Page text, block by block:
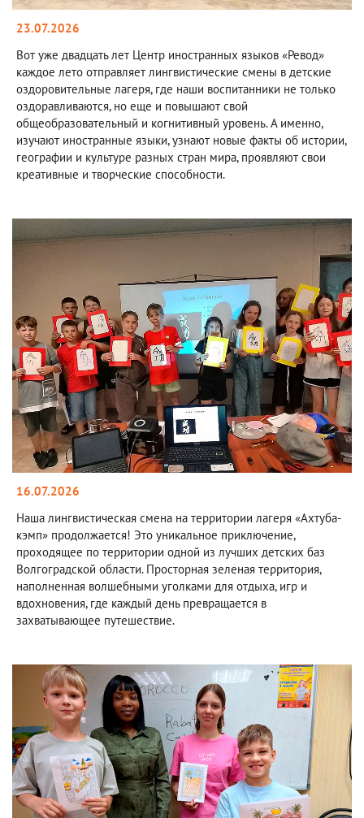
23.07.2026
Вот уже двадцать лет Центр иностранных языков «Ревод»
каждое лето отправляет лингвистические смены в детские
оздоровительные лагеря, где наши воспитанники не только
оздоравливаются, но еще и повышают свой
общеобразовательный и когнитивный уровень. А именно,
изучают иностранные языки, узнают новые факты об истории,
географии и культуре разных стран мира, проявляют свои
креативные и творческие способности.
16.07.2026
Наша лингвистическая смена на территории лагеря «Ахтуба-
кэмп» продолжается! Это уникальное приключение,
проходящее по территории одной из лучших детских баз
Волгоградской области. Просторная зеленая территория,
наполненная волшебными уголками для отдыха, игр и
вдохновения, где каждый день превращается в
захватывающее путешествие.